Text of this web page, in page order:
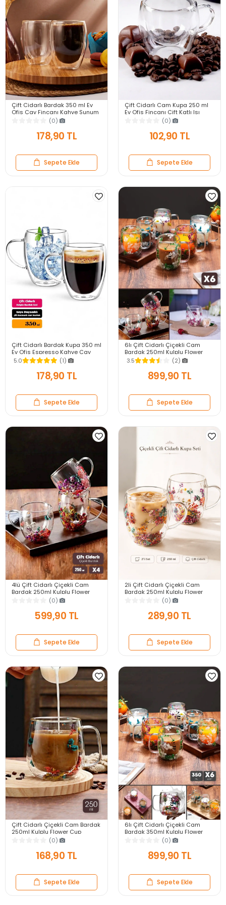
Çift Cidarlı Bardak 350 ml Ev
Ofis Çay Fincanı Kahve Sunum
Bardağı Dayanıklı Kupa Cam
(0)
178,90 TL
Sepete Ekle
Çift Cidarlı Cam Kupa 250 ml
Ev Ofis Fincanı Çift Katlı Isı
Yalıtımlı Kulplu Cam Bardak
(0)
102,90 TL
Sepete Ekle
Çift Cidarlı Bardak Kupa 350 ml
Ev Ofis Espresso Kahve Çay
Fincanı Kulplu Cam Bardak
5.0 (1)
178,90 TL
Sepete Ekle
6lı Çift Cidarlı Çiçekli Cam
Bardak 250ml Kulplu Flower
Cup Meşrubat El Yapımı Kahve
Sunum Bardağı
3.5 (2)
899,90 TL
Sepete Ekle
4lü Çift Cidarlı Çiçekli Cam
Bardak 250ml Kulplu Flower
Cup Meşrubat El Yapımı Kahve
Sunum Bardağı
(0)
599,90 TL
Sepete Ekle
2li Çift Cidarlı Çiçekli Cam
Bardak 250ml Kulplu Flower
Cup Meşrubat El Yapımı Kahve
Sunum Bardağı
(0)
289,90 TL
Sepete Ekle
Çift Cidarlı Çiçekli Cam Bardak
250ml Kulplu Flower Cup
Meşrubat El Yapımı Kahve
Sunum Bardağı
(0)
168,90 TL
Sepete Ekle
6lı Çift Cidarlı Çiçekli Cam
Bardak 350ml Kulplu Flower
Cup Meşrubat El Yapımı Kahve
Sunum Bardağı
(0)
899,90 TL
Sepete Ekle